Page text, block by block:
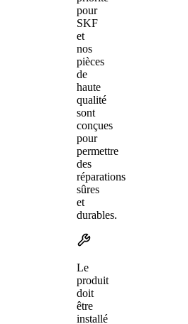
pour
SKF
et
nos
pièces
de
haute
qualité
sont
conçues
pour
permettre
des
réparations
sûres
et
durables.
Le
produit
doit
être
installé